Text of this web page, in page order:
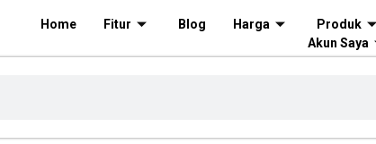
Home Fitur Blog Harga Produk
Akun Saya